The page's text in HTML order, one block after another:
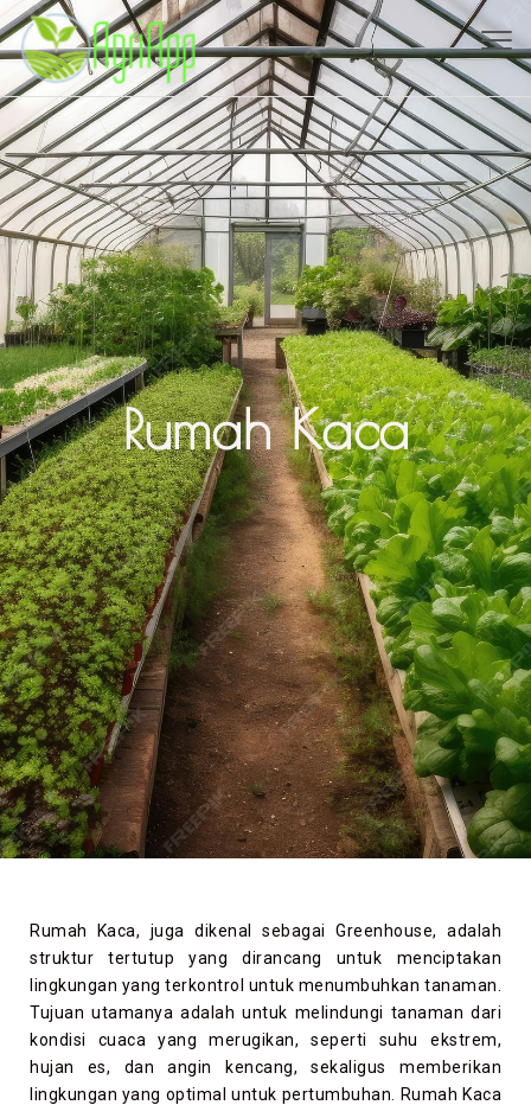
Rumah Kaca
Rumah Kaca, juga dikenal sebagai Greenhouse, adalah
struktur tertutup yang dirancang untuk menciptakan
lingkungan yang terkontrol untuk menumbuhkan tanaman.
Tujuan utamanya adalah untuk melindungi tanaman dari
kondisi cuaca yang merugikan, seperti suhu ekstrem,
hujan es, dan angin kencang, sekaligus memberikan
lingkungan yang optimal untuk pertumbuhan. Rumah Kaca